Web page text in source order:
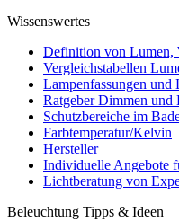
Wissenswertes
Definition von
Vergleichstabellen
Lampenfassungen und
Ratgeber Dimmen und
Schutzbereiche im
Farbtemperatur/Kelvin
Hersteller
Individuelle Angebote
Lichtberatung von
Beleuchtung Tipps & Ideen